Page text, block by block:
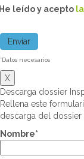
leído y acepto
*Datos necesarios
X
Descarga dossier
Rellena este
descarga del
Nombre*